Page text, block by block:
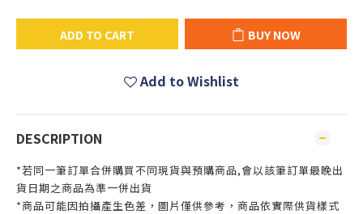
ADD TO CART BUY NOW
Add to Wishlist
DESCRIPTION
*若同一筆訂單合併購買不同現貨與預購商品,會以該筆訂單最晚出
貨日期之商品為準一併出貨
*商品可能因拍攝產生色差，圖片僅供參考，商品依實際供貨樣式